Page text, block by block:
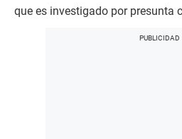
que es investigado por presunta